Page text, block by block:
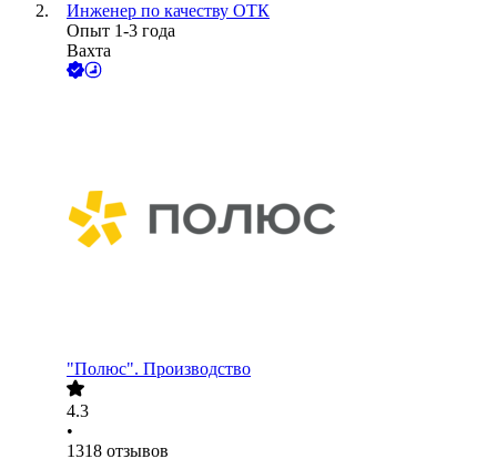
Инженер по качеству ОТК
Опыт 1-3 года
Вахта
"Полюс". Производство
4.3
•
1318 отзывов